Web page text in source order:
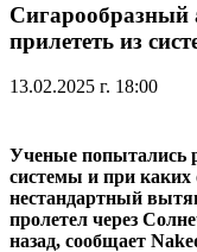
Сигарообразный
прилететь из
13.02.2025 г. 18:00
Ученые попытались
системы и при каких
нестандартный
пролетел через
назад, сообщает